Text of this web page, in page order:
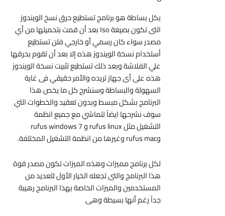
بكل بساطة هو برنامج تستطيع حرق نسخ الويندوز
التى تكون بصيغة Iso بعد أن قمت بتحميلها من أي
مصدر سواء كان رسمي أو خارجي فلن تستطيع
أستخدام نسخة الويندوز هذه إلا بعد أن تقوم بحرقها
علي الفلاشة وبعد ذلك تستطيع تثبيت نسخة الويندوز
هذه على أى جهاز تريده والأمر حقيقي فى غاية
السهولة والبساطة وسنشرح كل ما يخص هذا
البرنامج بشكل مبسط وبدون تعقيد والخطوات التي
سوف نشرحها ايضاً تتماشي مع جميع انظمة
التشغيل مثل
rufus linux و rufus windows 7
لكل برنامج مميزات وهذه الميزات تكون مصدر قوة
هذا البرنامج والتى تجعله الخيار الأول للعديد من
المستخدمين والميزات الخاصة بهذا البرنامج رهيبة
جداً رغم أنها بسيطة وهى